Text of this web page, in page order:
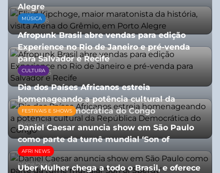
Alegre
10/07/2026
MÚSICA
Afropunk Brasil abre vendas para edição
Experience no Rio de Janeiro e pré-venda
para Salvador e Recife
03/08/2026
CULTURA
Dia dos Países Africanos estreia
homenageando a potência cultural da
República Democrática do Congo
10/07/2026
FESTIVAIS E SHOWS
Daniel Caesar anuncia show em São Paulo
como parte da turnê mundial ‘Son of
Spergy’
05/08/2026
AFRI NEWS
Uber Mulher chega a todo o Brasil, e oferece